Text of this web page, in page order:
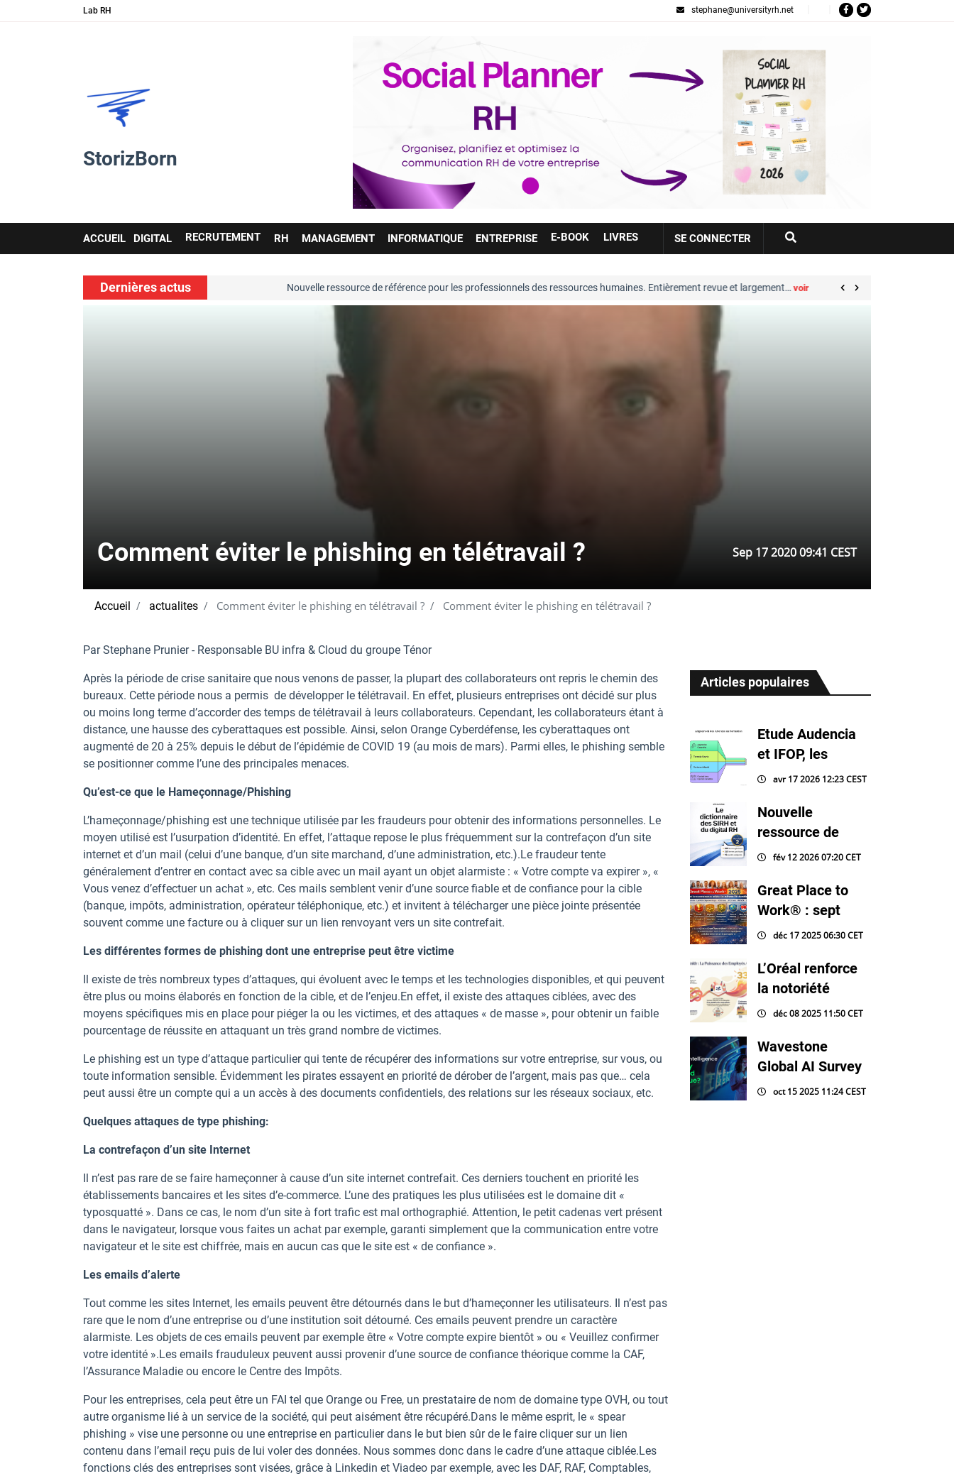
Lab RH stephane@universityrh.net
StorizBorn
Main
navigation
ACCUEIL DIGITAL RECRUTEMENT RH MANAGEMENT INFORMATIQUE ENTREPRISE E-BOOK LIVRES
Votre
compte
SE CONNECTER
Dernières actus Nouvelle ressource de référence pour les professionnels des ressources humaines. Entièrement revue et largement… voir Great Place to Work® :
Comment éviter le phishing en télétravail ? Sep 17 2020 09:41 CEST
Accueil actualites Comment éviter le phishing en télétravail ? Comment éviter le phishing en télétravail ?
Par Stephane Prunier - Responsable BU infra & Cloud du groupe Ténor
Après la période de crise sanitaire que nous venons de passer, la plupart des collaborateurs ont repris le chemin des
bureaux. Cette période nous a permis de développer le télétravail. En effet, plusieurs entreprises ont décidé sur plus
ou moins long terme d’accorder des temps de télétravail à leurs collaborateurs. Cependant, les collaborateurs étant à
distance, une hausse des cyberattaques est possible. Ainsi, selon Orange Cyberdéfense, les cyberattaques ont
augmenté de 20 à 25% depuis le début de l’épidémie de COVID 19 (au mois de mars). Parmi elles, le phishing semble
se positionner comme l’une des principales menaces.
Qu’est-ce que le Hameçonnage/Phishing
L’hameçonnage/phishing est une technique utilisée par les fraudeurs pour obtenir des informations personnelles. Le
moyen utilisé est l’usurpation d’identité. En effet, l’attaque repose le plus fréquemment sur la contrefaçon d’un site
internet et d’un mail (celui d’une banque, d’un site marchand, d’une administration, etc.).Le fraudeur tente
généralement d’entrer en contact avec sa cible avec un mail ayant un objet alarmiste : « Votre compte va expirer », «
Vous venez d’effectuer un achat », etc. Ces mails semblent venir d’une source fiable et de confiance pour la cible
(banque, impôts, administration, opérateur téléphonique, etc.) et invitent à télécharger une pièce jointe présentée
souvent comme une facture ou à cliquer sur un lien renvoyant vers un site contrefait.
Les différentes formes de phishing dont une entreprise peut être victime
Il existe de très nombreux types d’attaques, qui évoluent avec le temps et les technologies disponibles, et qui peuvent
être plus ou moins élaborés en fonction de la cible, et de l’enjeu.En effet, il existe des attaques ciblées, avec des
moyens spécifiques mis en place pour piéger la ou les victimes, et des attaques « de masse », pour obtenir un faible
pourcentage de réussite en attaquant un très grand nombre de victimes.
Le phishing est un type d’attaque particulier qui tente de récupérer des informations sur votre entreprise, sur vous, ou
toute information sensible. Évidemment les pirates essayent en priorité de dérober de l’argent, mais pas que… cela
peut aussi être un compte qui a un accès à des documents confidentiels, des relations sur les réseaux sociaux, etc.
Quelques attaques de type phishing:
La contrefaçon d’un site Internet
Il n’est pas rare de se faire hameçonner à cause d’un site internet contrefait. Ces derniers touchent en priorité les
établissements bancaires et les sites d’e-commerce. L’une des pratiques les plus utilisées est le domaine dit «
typosquatté ». Dans ce cas, le nom d’un site à fort trafic est mal orthographié. Attention, le petit cadenas vert présent
dans le navigateur, lorsque vous faites un achat par exemple, garanti simplement que la communication entre votre
navigateur et le site est chiffrée, mais en aucun cas que le site est « de confiance ».
Les emails d’alerte
Tout comme les sites Internet, les emails peuvent être détournés dans le but d’hameçonner les utilisateurs. Il n’est pas
rare que le nom d’une entreprise ou d’une institution soit détourné. Ces emails peuvent prendre un caractère
alarmiste. Les objets de ces emails peuvent par exemple être « Votre compte expire bientôt » ou « Veuillez confirmer
votre identité ».Les emails frauduleux peuvent aussi provenir d’une source de confiance théorique comme la CAF,
l’Assurance Maladie ou encore le Centre des Impôts.
Pour les entreprises, cela peut être un FAI tel que Orange ou Free, un prestataire de nom de domaine type OVH, ou tout
autre organisme lié à un service de la société, qui peut aisément être récupéré.Dans le même esprit, le « spear
phishing » vise une personne ou une entreprise en particulier dans le but bien sûr de le faire cliquer sur un lien
contenu dans l’email reçu puis de lui voler des données. Nous sommes donc dans le cadre d’une attaque ciblée.Les
fonctions clés des entreprises sont visées, grâce à Linkedin et Viadeo par exemple, avec les DAF, RAF, Comptables,
Articles populaires
Etude Audencia
et IFOP, les
avr 17 2026 12:23 CEST
Nouvelle
ressource de
fév 12 2026 07:20 CET
Great Place to
Work® : sept
déc 17 2025 06:30 CET
L’Oréal renforce
la notoriété
déc 08 2025 11:50 CET
Wavestone
Global AI Survey
oct 15 2025 11:24 CEST